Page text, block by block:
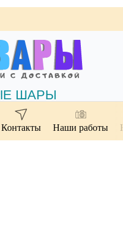
Контакты Наши работы
88-
ШАРЫ
23:00